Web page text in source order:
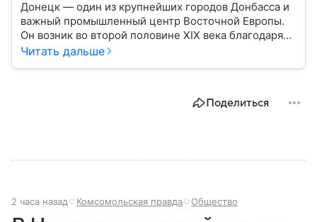
Донецк — один из крупнейших городов Донбасса и
важный промышленный центр Восточной Европы.
Он возник во второй половине XIX века благодаря
развитию угледобычи и металлургии, а
Читать дальше
Поделиться
2 часа назад Комсомольская правда Общество